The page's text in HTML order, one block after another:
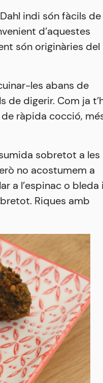
indi són fàcils de
d’aquestes
són originàries del
les abans de
de digerir. Com ja
ràpida cocció,
sobretot a les
no acostumem a
a l’espinac o bleda i
Riques amb